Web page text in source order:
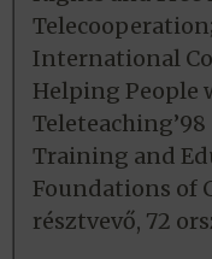
International
Helping People
Training and
Foundations of
résztvevő, 72